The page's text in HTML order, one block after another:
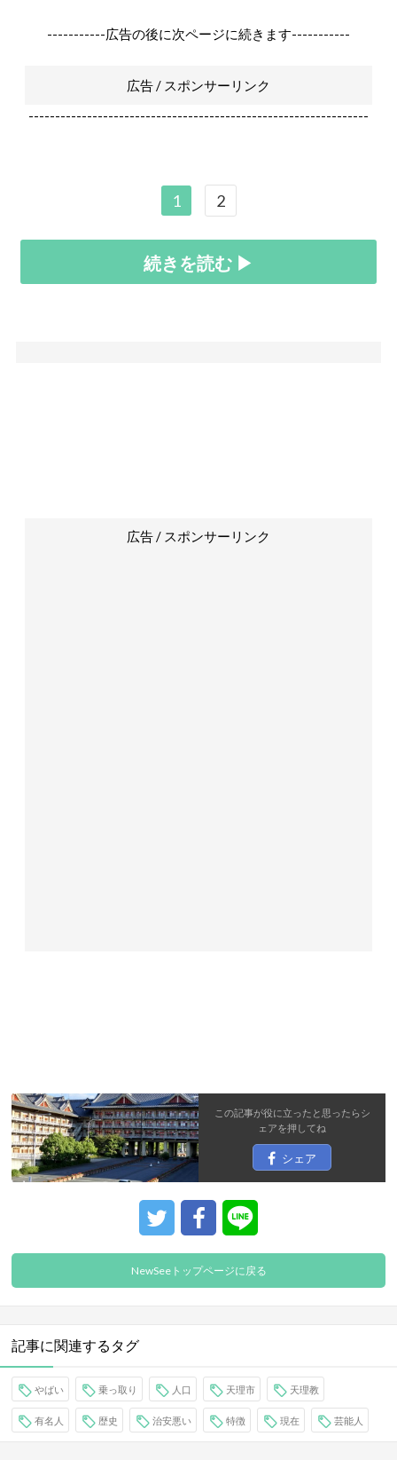
-----------広告の後に次ページに続きます-----------
広告 / スポンサーリンク
----------------------------------------------------------------
1 2
続きを読む ▶
広告 / スポンサーリンク
この記事が役に立ったと思ったらシ
ェアを押してね
シェア
NewSeeトップページに戻る
記事に関連するタグ
やばい 乗っ取り 人口 天理市 天理教
有名人 歴史 治安悪い 特徴 現在 芸能人